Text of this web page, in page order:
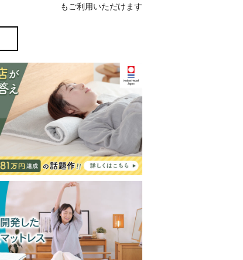
もご利用いただけます